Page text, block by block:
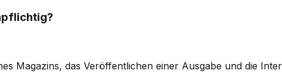
Magazins, das Veröffentlichen einer Ausgabe und die